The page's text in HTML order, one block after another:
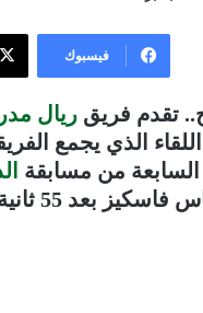
فيسبوك
تقدم فريق ريال
1-0، في اللقاء الذي
من مسابقة
فقط من انطلاق المباراة